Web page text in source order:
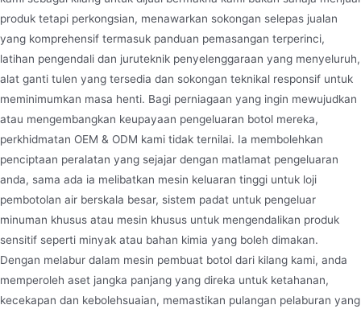
produk tetapi perkongsian, menawarkan sokongan selepas jualan
yang komprehensif termasuk panduan pemasangan terperinci,
latihan pengendali dan juruteknik penyelenggaraan yang menyeluruh,
alat ganti tulen yang tersedia dan sokongan teknikal responsif untuk
meminimumkan masa henti. Bagi perniagaan yang ingin mewujudkan
atau mengembangkan keupayaan pengeluaran botol mereka,
perkhidmatan OEM & ODM kami tidak ternilai. Ia membolehkan
penciptaan peralatan yang sejajar dengan matlamat pengeluaran
anda, sama ada ia melibatkan mesin keluaran tinggi untuk loji
pembotolan air berskala besar, sistem padat untuk pengeluar
minuman khusus atau mesin khusus untuk mengendalikan produk
sensitif seperti minyak atau bahan kimia yang boleh dimakan.
Dengan melabur dalam mesin pembuat botol dari kilang kami, anda
memperoleh aset jangka panjang yang direka untuk ketahanan,
kecekapan dan kebolehsuaian, memastikan pulangan pelaburan yang